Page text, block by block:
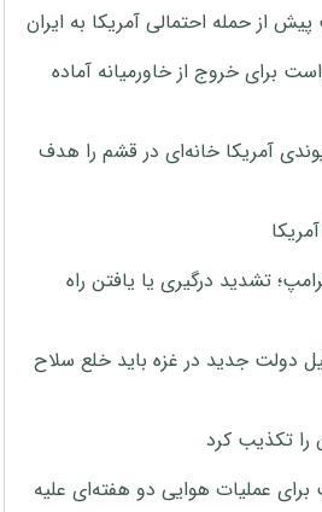
از حمله احتمالی آمریکا به ایران
برای خروج از خاورمیانه آماده
بمب ۲۰۰۰ پوندی آمریکا خانه‌ای در قشم را هدف
تشدید درگیری یا یافتن راه
دولت جدید در غزه باید خلع سلاح
را تکذیب کرد
برای عملیات هوایی دو هفته‌ای علیه